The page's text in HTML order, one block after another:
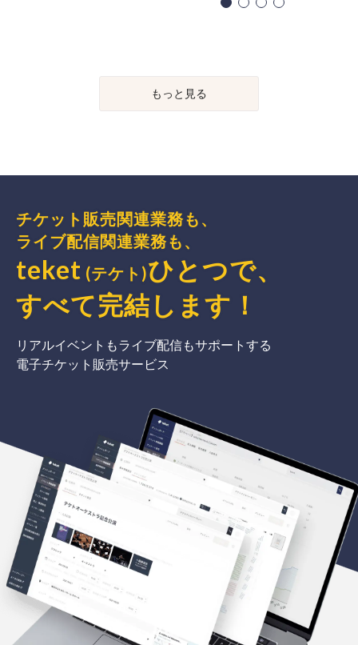
もっと見る
チケット販売関連業務も、
ライブ配信関連業務も、
teket (テケト)ひとつで、
すべて完結 します ！
リアルイベントもライブ配信もサポートする
電子チケット販売サービス